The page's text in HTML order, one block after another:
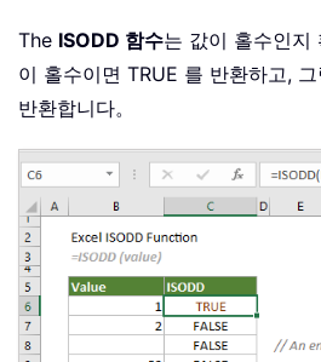
The ISODD 함수는 값이 홀수인지
이 홀수이면 TRUE 를 반환하고,
반환합니다。